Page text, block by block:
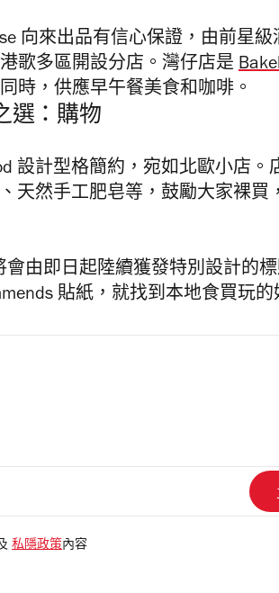
向來出品有信心保證，由前星級
歌多區開設分店。灣仔店是
時，供應早午餐美食和咖啡。
選：購物
設計型格簡約，宛如北歐小店。
天然手工肥皂等，鼓勵大家裸買
會由即日起陸續獲發特別設計的
貼紙，就找到本地食買玩的
私隱政策內容